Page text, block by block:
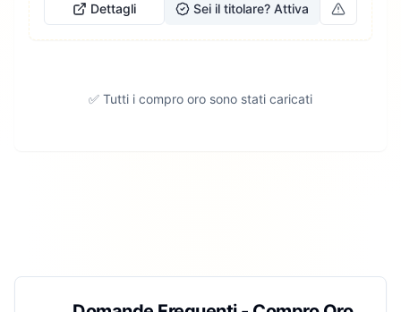
Dettagli Sei il titolare? Attiva
✅ Tutti i compro oro sono stati caricati